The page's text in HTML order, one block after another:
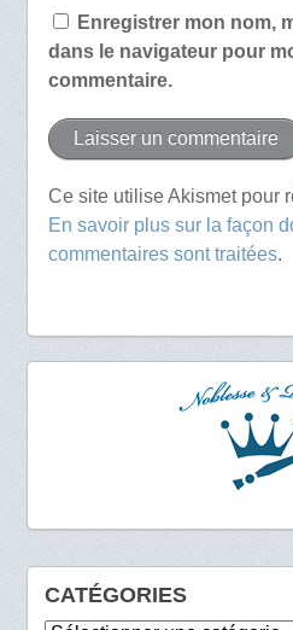
Enregistrer mon nom,
dans le navigateur pour
commentaire.
Ce site utilise Akismet pour
En savoir plus sur la façon
commentaires sont traitées.
CATÉGORIES